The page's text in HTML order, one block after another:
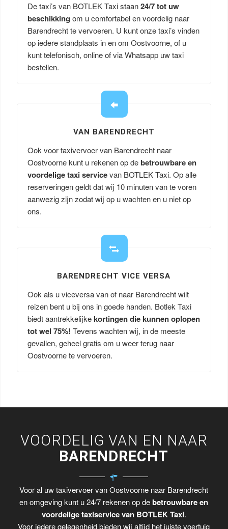
De taxi’s van BOTLEK Taxi staan24/7 tot uw
beschikking om u comfortabel en voordelig naar
Barendrecht te vervoeren. U kunt onze taxi’s vinden
op iedere standplaats in en om Oostvoorne, of u
kunt telefonisch, online of via Whatsapp uw taxi
bestellen.
VAN BARENDRECHT
Ook voor taxivervoer van Barendrecht naar
Oostvoorne kunt u rekenen op debetrouwbare en
voordelige taxi servicevan BOTLEK Taxi. Op alle
reserveringen geldt dat wij 10 minuten van te voren
aanwezig zijn zodat wij op u wachten en u niet op
ons.
BARENDRECHT VICE VERSA
Ook als u viceversa van of naar Barendrecht wilt
reizen bent u bij ons in goede handen. Botlek Taxi
biedt aantrekkelijkekortingen die kunnen oplopen
tot wel 75%! Tevens wachten wij, in de meeste
gevallen, geheel gratis om u weer terug naar
Oostvoorne te vervoeren.
VOORDELIG VAN EN NAAR
BARENDRECHT
Voor al uw taxivervoer van Oostvoorne naar Barendrecht
en omgeving kunt u 24/7 rekenen op debetrouwbare en
voordelige taxiservice van BOTLEK Taxi.
Voor iedere gelegenheid bieden wij altijd het juiste voertuig